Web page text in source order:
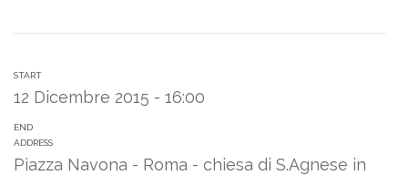
START
12 Dicembre 2015 - 16:00
END
ADDRESS
Piazza Navona - Roma - chiesa di S.Agnese in